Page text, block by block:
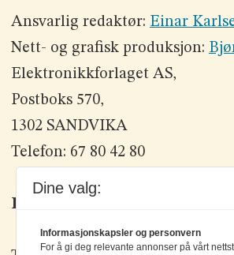
Ansvarlig redaktør: Einar
Nett- og grafisk produksjon:
Elektronikkforlaget AS,
Postboks 570,
1302 SANDVIKA
Telefon: 67 80 42 80
Kontakt oss
Dine valg:
Informasjonskapsler og personvern
For å gi deg relevante annonser på vårt